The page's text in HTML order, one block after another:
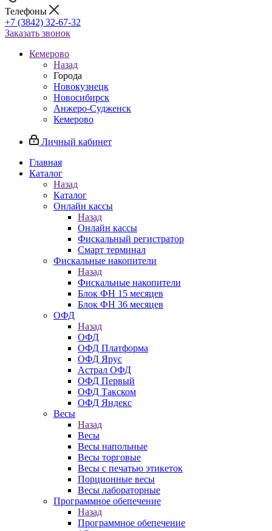
Телефоны
+7 (3842) 32-67-32
Заказать звонок
Кемерово
Назад
Города
Новокузнецк
Новосибирск
Анжеро-Судженск
Кемерово
Личный кабинет
Главная
Каталог
Назад
Каталог
Онлайн кассы
Назад
Онлайн кассы
Фискальный регистратор
Смарт терминал
Фискальные накопители
Назад
Фискальные накопители
Блок ФН 15 месяцев
Блок ФН 36 месяцев
ОФД
Назад
ОФД
ОФД Платформа
ОФД Ярус
Астрал ОФД
ОФД Первый
ОФД Такском
ОФД Яндекс
Весы
Назад
Весы
Весы напольные
Весы торговые
Весы с печатью этикеток
Порционные весы
Весы лабораторные
Программное обепечение
Назад
Программное обепечение